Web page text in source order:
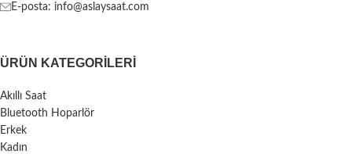
E-posta: info@aslaysaat.com
ÜRÜN KATEGORILERI
Akıllı Saat
Bluetooth Hoparlör
Erkek
Kadın